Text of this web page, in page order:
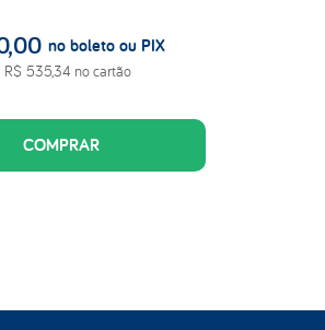
,00 no boleto ou PIX
R$ 535,34 no cartão
COMPRAR